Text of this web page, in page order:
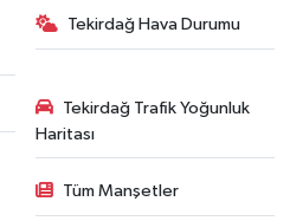
Tekirdağ Hava Durumu
Tekirdağ Trafik Yoğunluk
Haritası
Tüm Manşetler